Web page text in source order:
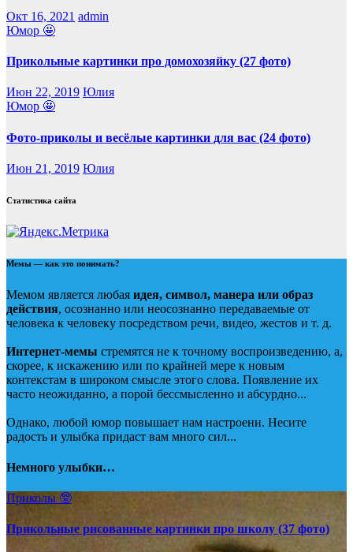
Окт 16, 2021 admin
Юмор 🤩
Прикольные картинки про домохозяйку (27 фото)
Июн 22, 2019 Юлия
Юмор 🤩
Фото-приколы и весёлые картинки для вас (24 фото)
Июн 21, 2019 Юлия
Статистика сайта
Мемы — как это понимать?
Мемом является любая идея, символ, манера или образ
действия, осознанно или неосознанно передаваемые от
человека к человеку посредством речи, видео, жестов и т. д.
Интернет-мемы стремятся не к точному воспроизведению, а,
скорее, к искажению или по крайней мере к новым
контекстам в широком смысле этого слова. Появление их
часто неожиданно, а порой бессмысленно и абсурдно...
Однако, любой юмор повышает нам настроени. Несите
радость и улыбка придаст вам много сил...
Немного улыбки…
Приколы 🤓
Прикольные рисованные картинки про школу (37 фото)